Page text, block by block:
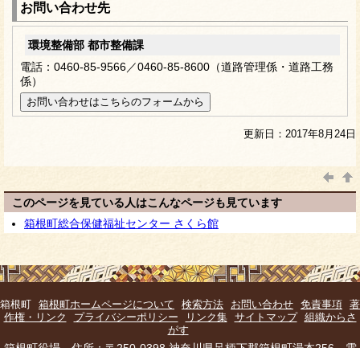
お問い合わせ先
環境整備部 都市整備課
電話：0460-85-9566／0460-85-8600（道路管理係・道路工務
係）
更新日：2017年8月24日
このページを見ている人はこんなページも見ています
箱根町総合保健福祉センター さくら館
箱根町 箱根町ホームページについて 検索方法 お問い合わせ 免責事項 著
作権・リンク
プライバシーポリシー リンク集 サイトマップ
組織からさ
がす